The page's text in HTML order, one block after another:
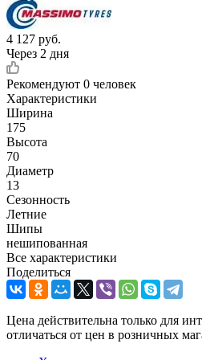
4 127 руб.
Через 2 дня
Рекомендуют 0 человек
Характеристики
Ширина
175
Высота
70
Диаметр
13
Сезонность
Летние
Шипы
нешипованная
Все характеристики
Поделиться
Цена действительна только для
отличаться от цен в розничных